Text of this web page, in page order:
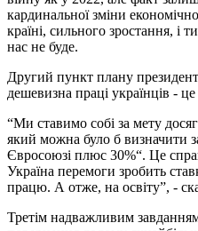
кардинальної зміни
країні, сильного зростання, і
нас не буде.
Другий пункт плану
дешевизна праці українців -
“Ми ставимо собі за мету
який можна було б визначити
Євросоюзі плюс 30%“. Це
Україна перемоги зробить
працю. А отже, на освіту”, -
Третім надважливим